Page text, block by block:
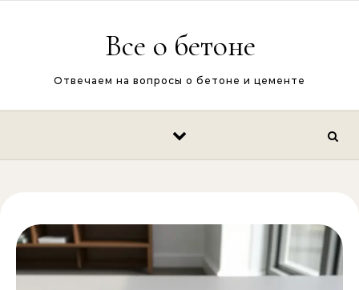
Все о бетоне
Отвечаем на вопросы о бетоне и цементе